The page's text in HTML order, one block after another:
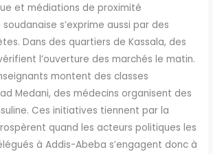
et médiations de proximité
s’exprime aussi par des
Dans des quartiers de Kassala, des
l’ouverture des marchés le matin.
montent des classes
Medani, des médecins organisent des
Ces initiatives tiennent par la
quand les acteurs politiques les
à Addis-Abeba s’engagent donc à